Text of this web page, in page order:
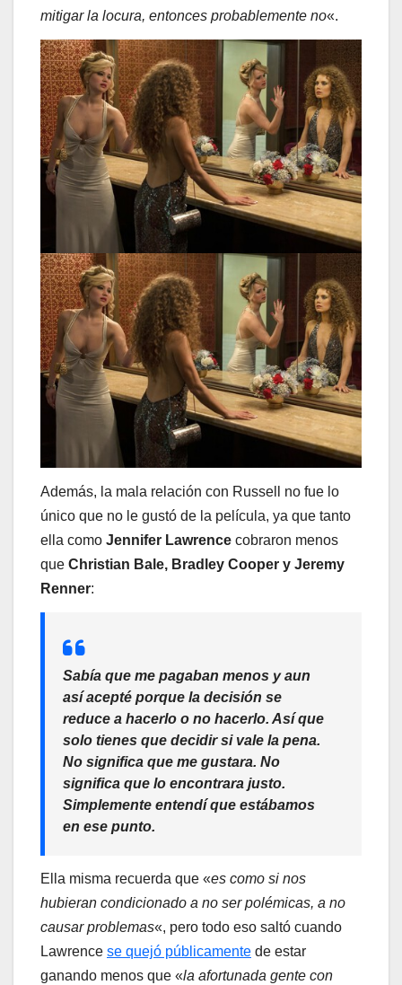
mitigar la locura, entonces probablemente no«.
Además, la mala relación con Russell no fue lo
único que no le gustó de la película, ya que tanto
ella como Jennifer Lawrence cobraron menos
que Christian Bale, Bradley Cooper y Jeremy
Renner:
Sabía que me pagaban menos y aun
así acepté porque la decisión se
reduce a hacerlo o no hacerlo. Así que
solo tienes que decidir si vale la pena.
No significa que me gustara. No
significa que lo encontrara justo.
Simplemente entendí que estábamos
en ese punto.
Ella misma recuerda que «es como si nos
hubieran condicionado a no ser polémicas, a no
causar problemas«, pero todo eso saltó cuando
Lawrence se quejó públicamente de estar
ganando menos que «la afortunada gente con